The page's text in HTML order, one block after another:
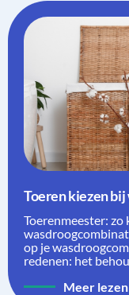
Toeren kiezen
Toerenmeester:
op je
redenen: het
Meer lezen